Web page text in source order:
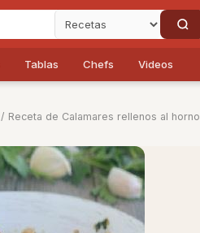
Tablas Chefs Videos
/ Receta de Calamares rellenos al horno